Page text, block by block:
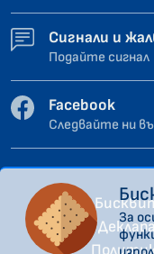
Сигнали и
Подайте сигнал
Facebook
Следвайте ни
За